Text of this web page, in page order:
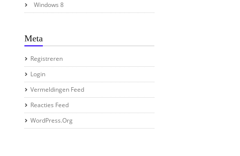
Windows 8
Meta
Registreren
Login
Vermeldingen Feed
Reacties Feed
WordPress.org